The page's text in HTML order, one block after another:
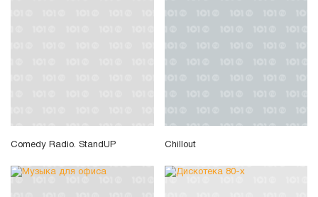
Comedy Radio. StandUP Chillout